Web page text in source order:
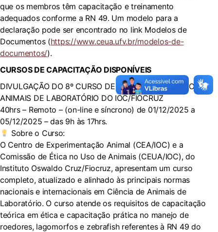
que os membros têm capacitação e treinamento
adequados conforme a RN 49. Um modelo para a
declaração pode ser encontrado no link Modelos de
Documentos (https://www.ceua.ufv.br/modelos-de-
documentos/).
CURSOS DE CAPACITAÇÃO DISPONÍVEIS
DIVULGAÇÃO DO 8º CURSO DE CIÊNCIAS E MANEJO DE
ANIMAIS DE LABORATÓRIO DO IOC/FIOCRUZ
40hrs – Remoto – (on-line e síncrono) de 01/12/2025 a
05/12/2025 – das 9h às 17hrs.
Sobre o Curso:
O Centro de Experimentação Animal (CEA/IOC) e a
Comissão de Ética no Uso de Animais (CEUA/IOC), do
Instituto Oswaldo Cruz/Fiocruz, apresentam um curso
completo, atualizado e alinhado às principais normas
nacionais e internacionais em Ciência de Animais de
Laboratório. O curso atende os requisitos de capacitação
teórica em ética e capacitação prática no manejo de
roedores, lagomorfos e zebrafish referentes à RN 49 do